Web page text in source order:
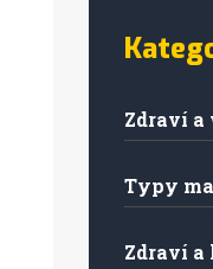
Zdraví a
Typy
Zdraví a